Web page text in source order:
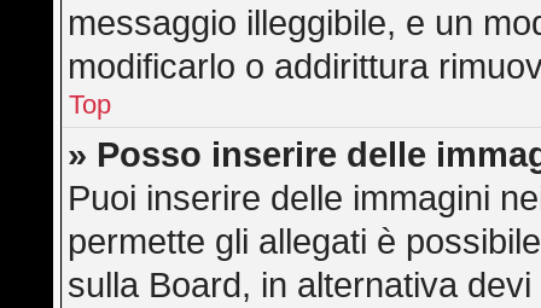
messaggio illeggibile, e un
modificarlo o addirittura
Top
» Posso inserire delle
Puoi inserire delle immagini
permette gli allegati è
sulla Board, in alternativa